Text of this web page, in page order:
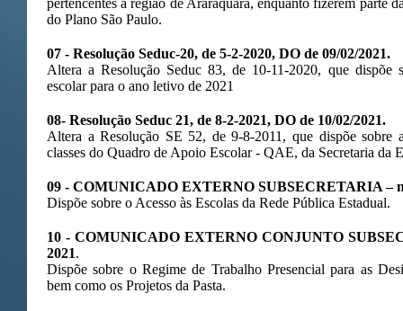
pertencentes à região de Araraquara, enquanto fizerem parte
do Plano São Paulo.
07 - Resolução Seduc-20, de 5-2-2020, DO de 09/02/2021.
Altera a Resolução Seduc 83, de 10-11-2020, que dispõe
escolar para o ano letivo de 2021
08- Resolução Seduc 21, de 8-2-2021, DO de 10/02/2021.
Altera a Resolução SE 52, de 9-8-2011, que dispõe sobre
classes do Quadro de Apoio Escolar - QAE, da Secretaria da
09 - COMUNICADO EXTERNO SUBSECRETARIA –
Dispõe sobre o Acesso às Escolas da Rede Pública Estadual.
10 - COMUNICADO EXTERNO CONJUNTO
2021.
Dispõe sobre o Regime de Trabalho Presencial para as
bem como os Projetos da Pasta.